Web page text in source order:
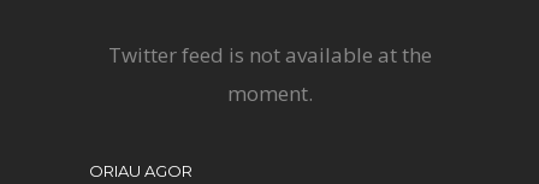
Twitter feed is not available at the
moment.
ORIAU AGOR